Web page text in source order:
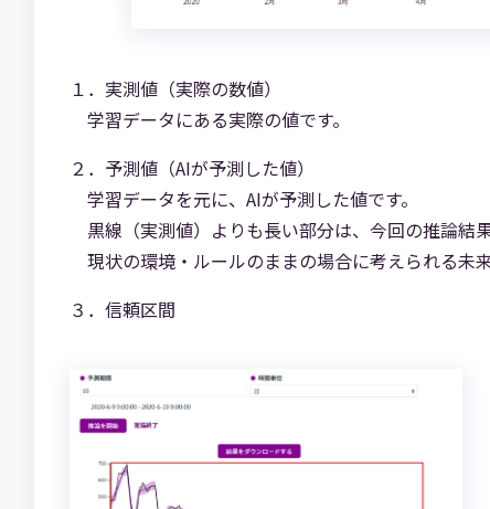
１．実測値（実際の数値）
学習データにある実際の値です。
２．予測値（AIが予測した値）
学習データを元に、AIが予測した値です。
黒線（実測値）よりも長い部分は、今回の推論結果
現状の環境・ルールのままの場合に考えられる未
３．信頼区間